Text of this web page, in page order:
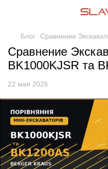
Блог Сравнение
Сравнение
BK1000KJSR та
22 мая 2026